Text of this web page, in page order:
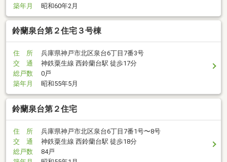
築年月
昭和60年2月
鈴蘭泉台第２住宅３号棟
住 所
兵庫県神戸市北区泉台6丁目7番3号
交 通
神鉄粟生線 西鈴蘭台駅 徒歩17分
総戸数
0戸
築年月
昭和55年5月
鈴蘭泉台第２住宅
住 所
兵庫県神戸市北区泉台6丁目7番1号〜8号
交 通
神鉄粟生線 西鈴蘭台駅 徒歩18分
総戸数
84戸